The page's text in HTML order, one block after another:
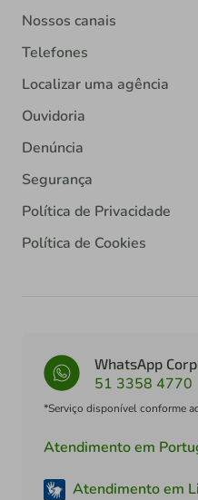
Nossos canais
Telefones
Localizar uma agência
Ouvidoria
Denúncia
Segurança
Política de Privacidade
Política de Cookies
WhatsApp
51 3358 4770
*Serviço disponível conforme
Atendimento em
Atendimento em